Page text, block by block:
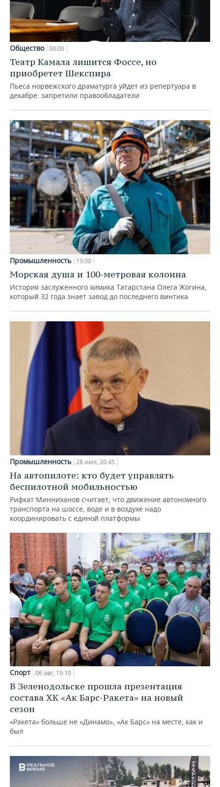
Общество 00:00
Театр Камала лишится Фоссе, но
приобретет Шекспира
Пьеса норвежского драматурга уйдет из репертуара в
декабре: запретили правообладатели
Промышленность 13:00
Морская душа и 100-метровая колонна
История заслуженного химика Татарстана Олега Жогина,
который 32 года знает завод до последнего винтика
Промышленность 28 июл, 20:45
На автопилоте: кто будет управлять
беспилотной мобильностью
Рифкат Минниханов считает, что движение автономного
транспорта на шоссе, воде и в воздухе надо
координировать с единой платформы
Спорт 06 авг, 19:10
В Зеленодольске прошла презентация
состава ХК «Ак Барс-Ракета» на новый
сезон
«Ракета» больше не «Динамо», «Ак Барс» на месте, как и
был